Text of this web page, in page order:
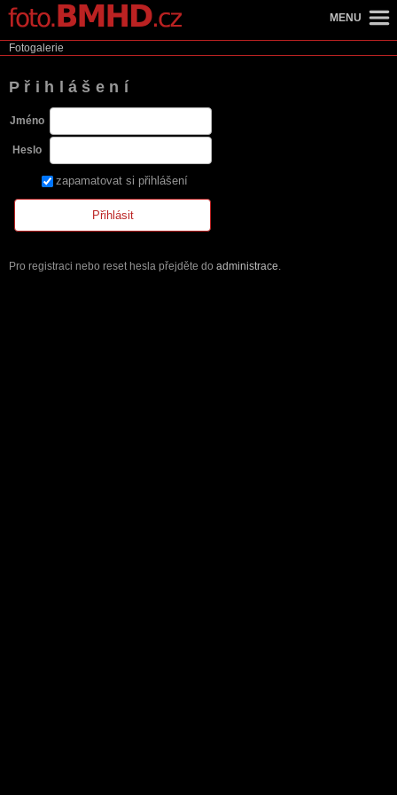
Fotogalerie
Přihlášení
Jméno
Heslo
zapamatovat si přihlášení
Pro registraci nebo reset hesla přejděte do administrace.
MENU